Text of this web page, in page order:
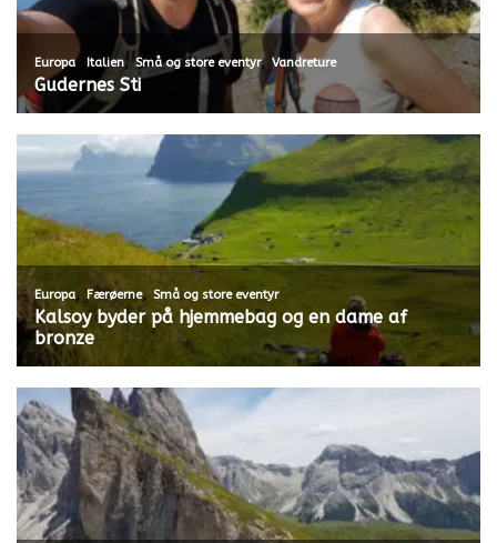
Europa, Italien,Små og store eventyr, Vandreture
Gudernes Sti
Europa, Færøerne, Små og store eventyr
Kalsoy byder på hjemmebag og en dame af
bronze